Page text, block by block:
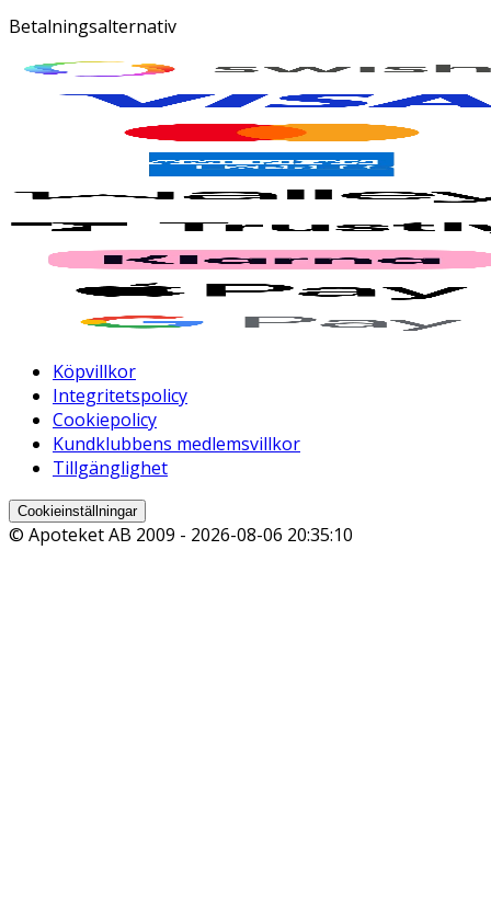
Betalningsalternativ
Köpvillkor
Integritetspolicy
Cookiepolicy
Kundklubbens medlemsvillkor
Tillgänglighet
Cookieinställningar
© Apoteket AB 2009 - 2026-08-06 20:35:10